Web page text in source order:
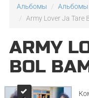
Альбомы
Альбомы
Army Lover Ja Tare
ARMY
BOL